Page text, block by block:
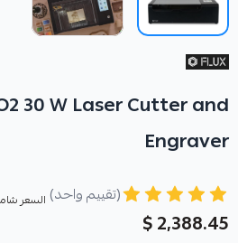
30 W Laser Cutter and
Engraver
(تقييم واحد) السعر
2,388.45 $